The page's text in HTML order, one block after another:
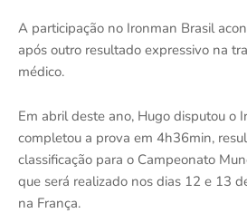
A participação no Ironman Brasil
após outro resultado expressivo na
médico.
Em abril deste ano, Hugo disputou o
completou a prova em 4h36min,
classificação para o Campeonato
que será realizado nos dias 12 e 13
na França.